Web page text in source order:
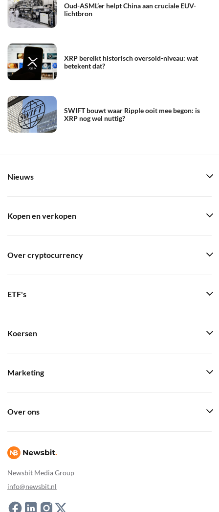
Oud-ASML’er helpt China aan cruciale EUV-
lichtbron
XRP bereikt historisch oversold-niveau: wat
betekent dat?
SWIFT bouwt waar Ripple ooit mee begon: is
XRP nog wel nuttig?
Newsbit Media Group
info@newsbit.nl
Nieuws
Kopen en verkopen
Over cryptocurrency
ETF's
Koersen
Marketing
Over ons